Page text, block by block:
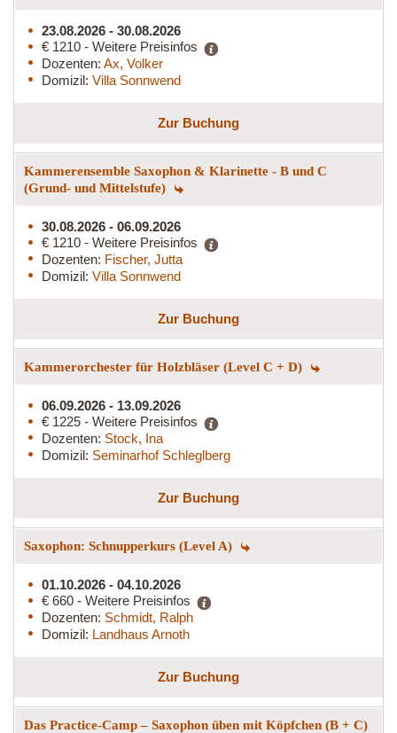
23.08.2026 - 30.08.2026
€ 1210 - Weitere Preisinfos
Dozenten: Ax, Volker
Domizil: Villa Sonnwend
Zur Buchung
Kammerensemble Saxophon & Klarinette - B und C
(Grund- und Mittelstufe)
30.08.2026 - 06.09.2026
€ 1210 - Weitere Preisinfos
Dozenten: Fischer, Jutta
Domizil: Villa Sonnwend
Zur Buchung
Kammerorchester für Holzbläser (Level C + D)
06.09.2026 - 13.09.2026
€ 1225 - Weitere Preisinfos
Dozenten: Stock, Ina
Domizil: Seminarhof Schleglberg
Zur Buchung
Saxophon: Schnupperkurs (Level A)
01.10.2026 - 04.10.2026
€ 660 - Weitere Preisinfos
Dozenten: Schmidt, Ralph
Domizil: Landhaus Arnoth
Zur Buchung
Das Practice-Camp – Saxophon üben mit Köpfchen (B + C)